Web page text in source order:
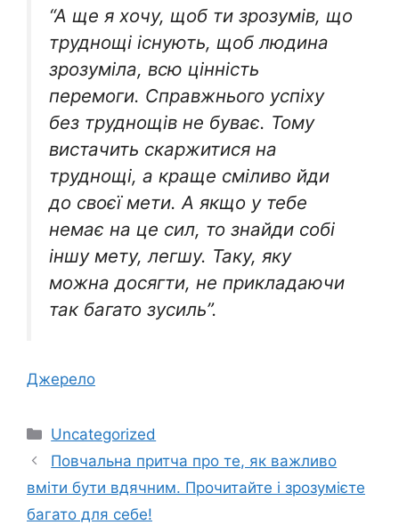
“А ще я хочу, щоб ти зрозумів, що
труднощі існують, щоб людина
зрозуміла, всю цінність
перемоги. Справжнього успіху
без труднощів не буває. Тому
вистачить скаржитися на
труднощі, а краще сміливо йди
до своєї мети. А якщо у тебе
немає на це сил, то знайди собі
іншу мету, легшу. Таку, яку
можна досягти, не прикладаючи
так багато зусиль”.
Джерело
Категорії
Uncategorized
Повчальна притча про те, як важливо
вміти бути вдячним. Прочитайте і зрозумієте
багато для себе!